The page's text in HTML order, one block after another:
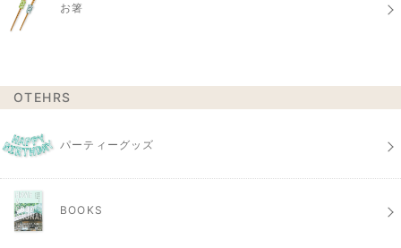
お箸
OTEHRS
パーティーグッズ
BOOKS